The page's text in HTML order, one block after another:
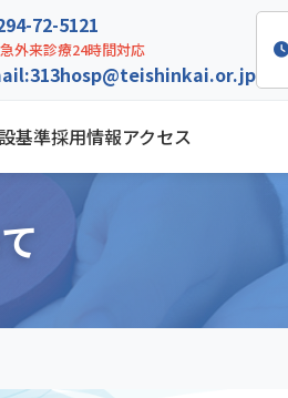
72-5121
外来診療24時間対応
313hosp@teishinkai.or.jp
基準採用情報アクセス